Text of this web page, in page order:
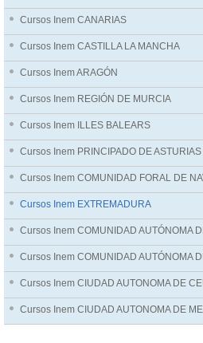
Cursos Inem CANARIAS
Cursos Inem CASTILLA LA MANCHA
Cursos Inem ARAGÓN
Cursos Inem REGIÓN DE MURCIA
Cursos Inem ILLES BALEARS
Cursos Inem PRINCIPADO DE ASTURIAS
Cursos Inem COMUNIDAD FORAL DE
Cursos Inem EXTREMADURA
Cursos Inem COMUNIDAD AUTÓNOMA
Cursos Inem COMUNIDAD AUTÓNOMA
Cursos Inem CIUDAD AUTONOMA DE
Cursos Inem CIUDAD AUTONOMA DE